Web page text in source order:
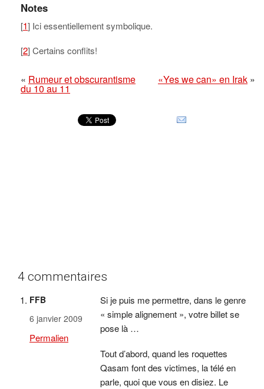
Notes
[1] Ici essentiellement symbolique.
[2] Certains conflits!
« Rumeur et obscurantisme
du 10 au 11
«Yes we can» en Irak »
4 commentaires
FFB
6 janvier 2009
Permalien
Si je puis me permettre, dans le genre
« simple alignement », votre billet se
pose là …
Tout d’abord, quand les roquettes
Qasam font des victimes, la télé en
parle, quoi que vous en disiez. Le